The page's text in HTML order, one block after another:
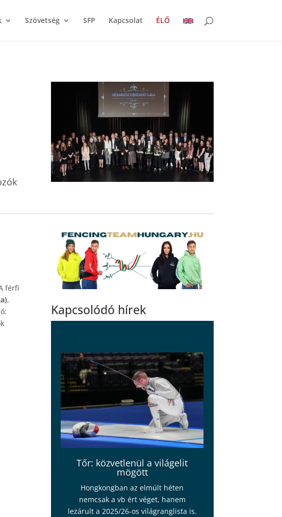
Szövetség SFP Kapcsolat ÉLŐ
férfi
,
Kapcsolódó hírek
Tőr: közvetlenül a világelit
mögött
Hongkongban az elmúlt héten
nemcsak a vb ért véget, hanem
lezárult a 2025/26-os világranglista is.